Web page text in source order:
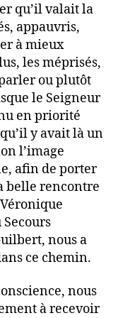
qu’il valait la
appauvris,
à mieux
les méprisés,
ou plutôt
le Seigneur
en priorité
y avait là un
l’image
afin de porter
belle rencontre
nous a
ce chemin.
nous
à recevoir